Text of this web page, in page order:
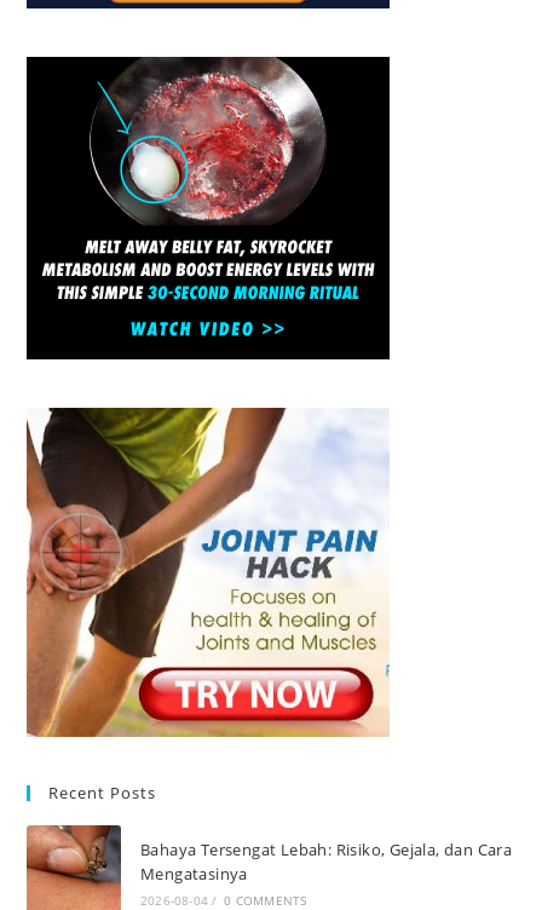
Recent Posts
Bahaya Tersengat Lebah: Risiko, Gejala, dan Cara
Mengatasinya
2026-08-04 / 0 COMMENTS